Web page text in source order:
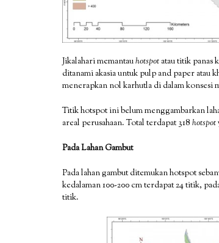
Jikalahari memantauhotspot atau titik panas
ditanami akasia untuk pulp and paper atau
menerapkan nol karhutla di dalam konsesi
Titik hotspot ini belum menggambarkan
areal perusahaan. Total terdapat 318 hotspot
Pada Lahan Gambut
Pada lahan gambut ditemukan hotspot
kedalaman 100-200 cm terdapat 24 titik,
titik.